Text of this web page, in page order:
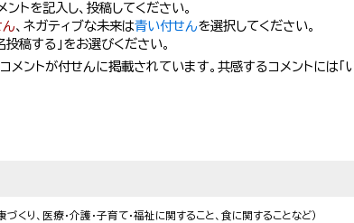
ントを記入し、投稿してください。
、ネガティブな未来は青い付せんを選択してください。
稿する」をお選びください。
メントが付せんに掲載されています。共感するコメントには「
づくり、医療・介護・子育て・福祉に関すること、食に関することなど）